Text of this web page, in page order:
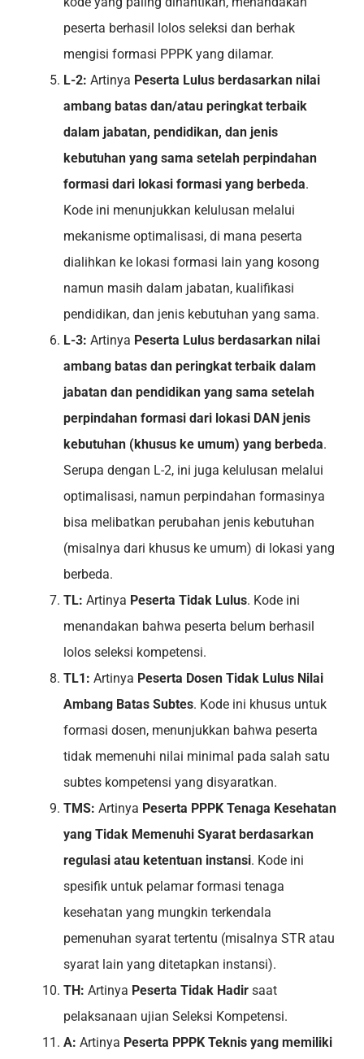
peserta berhasil lolos seleksi dan berhak
mengisi formasi PPPK yang dilamar.
L-2: Artinya Peserta Lulus berdasarkan nilai
ambang batas dan/atau peringkat terbaik
dalam jabatan, pendidikan, dan jenis
kebutuhan yang sama setelah perpindahan
formasi dari lokasi formasi yang berbeda.
Kode ini menunjukkan kelulusan melalui
mekanisme optimalisasi, di mana peserta
dialihkan ke lokasi formasi lain yang kosong
namun masih dalam jabatan, kualifikasi
pendidikan, dan jenis kebutuhan yang sama.
L-3: Artinya Peserta Lulus berdasarkan nilai
ambang batas dan peringkat terbaik dalam
jabatan dan pendidikan yang sama setelah
perpindahan formasi dari lokasi DAN jenis
kebutuhan (khusus ke umum) yang berbeda.
Serupa dengan L-2, ini juga kelulusan melalui
optimalisasi, namun perpindahan formasinya
bisa melibatkan perubahan jenis kebutuhan
(misalnya dari khusus ke umum) di lokasi yang
berbeda.
TL: Artinya Peserta Tidak Lulus. Kode ini
menandakan bahwa peserta belum berhasil
lolos seleksi kompetensi.
TL1: Artinya Peserta Dosen Tidak Lulus Nilai
Ambang Batas Subtes. Kode ini khusus untuk
formasi dosen, menunjukkan bahwa peserta
tidak memenuhi nilai minimal pada salah satu
subtes kompetensi yang disyaratkan.
TMS: Artinya Peserta PPPK Tenaga Kesehatan
yang Tidak Memenuhi Syarat berdasarkan
regulasi atau ketentuan instansi. Kode ini
spesifik untuk pelamar formasi tenaga
kesehatan yang mungkin terkendala
pemenuhan syarat tertentu (misalnya STR atau
syarat lain yang ditetapkan instansi).
TH: Artinya Peserta Tidak Hadir saat
pelaksanaan ujian Seleksi Kompetensi.
A: Artinya Peserta PPPK Teknis yang memiliki